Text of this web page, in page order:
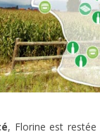
, Florine est restée